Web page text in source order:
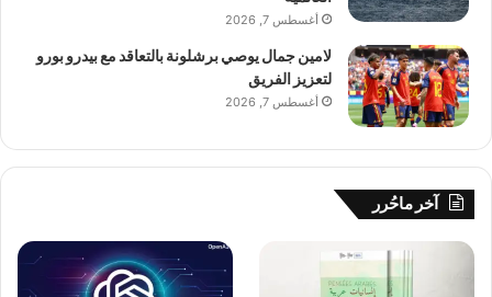
أغسطس 7, 2026
لامين جمال يوصي برشلونة بالتعاقد مع بيدرو بورو
لتعزيز الفريق
أغسطس 7, 2026
آخر ماحُرر